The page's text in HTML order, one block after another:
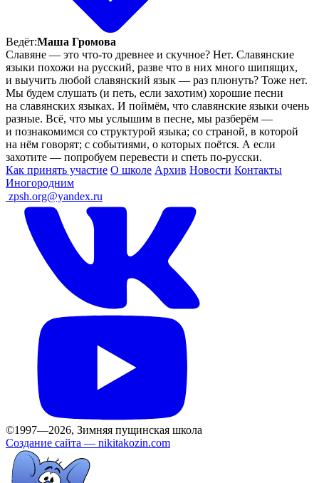
Ведёт:Маша Громова
Славяне — это что-то древнее и скучное? Нет. Славянские
языки похожи на русский, разве что в них много шипящих,
и выучить любой славянский язык — раз плюнуть? Тоже нет.
Мы будем слушать (и петь, если захотим) хорошие песни
на славянских языках. И поймём, что славянские языки очень
разные. Всё, что мы услышим в песне, мы разберём —
и познакомимся со структурой языка; со страной, в которой
на нём говорят; с событиями, о которых поётся. А если
захотите — попробуем перевести и спеть по-русски.
Как принять участие О школе Архив Новости Контакты
Иногородним
zpsh.org@yandex.ru
©1997—2026, Зимняя пущинская школа
Создание сайта — nikitakozin.com